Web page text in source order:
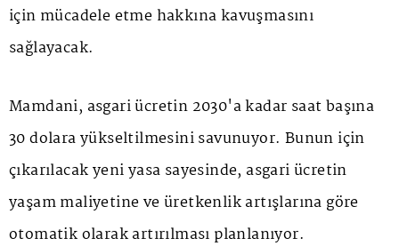
için mücadele etme hakkına kavuşmasını
sağlayacak.
Mamdani, asgari ücretin 2030'a kadar saat başına
30 dolara yükseltilmesini savunuyor. Bunun için
çıkarılacak yeni yasa sayesinde, asgari ücretin
yaşam maliyetine ve üretkenlik artışlarına göre
otomatik olarak artırılması planlanıyor.